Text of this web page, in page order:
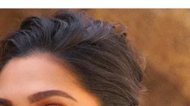
पीछा करने उतरे भारतीय टीम के